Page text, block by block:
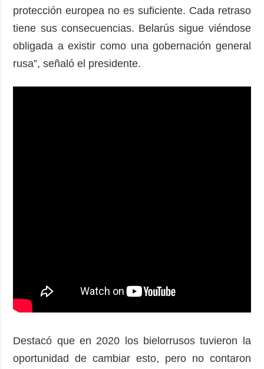
protección europea no es suficiente. Cada retraso
tiene sus consecuencias. Belarús sigue viéndose
obligada a existir como una gobernación general
rusa”, señaló el presidente.
Destacó que en 2020 los bielorrusos tuvieron la
oportunidad de cambiar esto, pero no contaron